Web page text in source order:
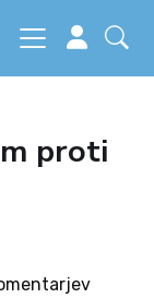
proti